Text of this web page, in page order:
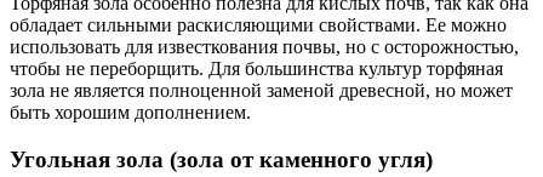
обладает сильными раскисляющими свойствами. Ее можно
использовать для известкования почвы, но с осторожностью,
чтобы не переборщить. Для большинства культур торфяная
зола не является полноценной заменой древесной, но может
быть хорошим дополнением.
Угольная зола (зола от каменного угля)